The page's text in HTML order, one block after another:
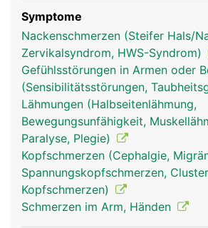
Symptome
Nackenschmerzen (Steifer Hals/
Zervikalsyndrom, HWS-Syndrom)
Gefühlsstörungen in Armen oder
(Sensibilitätsstörungen,
Lähmungen (Halbseitenlähmung,
Bewegungsunfähigkeit,
Paralyse, Plegie)
Kopfschmerzen (Cephalgie,
Spannungskopfschmerzen,
Kopfschmerzen)
Schmerzen im Arm, Händen